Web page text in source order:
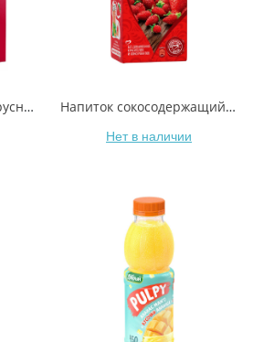
Морс Ягода царица брусника 1 л Напиток сокосодержащий Любимый Земляничное лето яблоко-черноплодная рябина-клубника-земляника 1,93 л
Нет в наличии